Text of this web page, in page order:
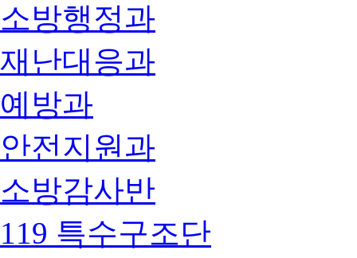
소방행정과
재난대응과
예방과
안전지원과
소방감사반
119 특수구조단